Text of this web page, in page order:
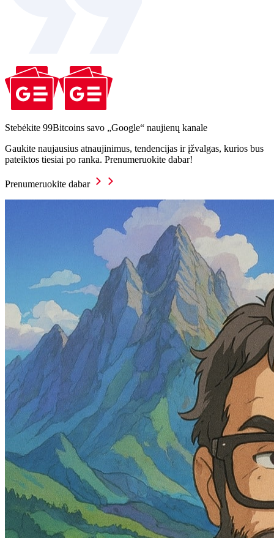
Stebėkite 99Bitcoins savo „Google“ naujienų kanale
Gaukite naujausius atnaujinimus, tendencijas ir įžvalgas, kurios bus
pateiktos tiesiai po ranka. Prenumeruokite dabar!
Prenumeruokite dabar